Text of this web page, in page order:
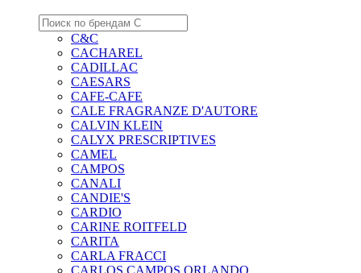
C&C
CACHAREL
CADILLAC
CAESARS
CAFE-CAFE
CALE FRAGRANZE D'AUTORE
CALVIN KLEIN
CALYX PRESCRIPTIVES
CAMEL
CAMPOS
CANALI
CANDIE'S
CARDIO
CARINE ROITFELD
CARITA
CARLA FRACCI
CARLOS CAMPOS ORLANDO